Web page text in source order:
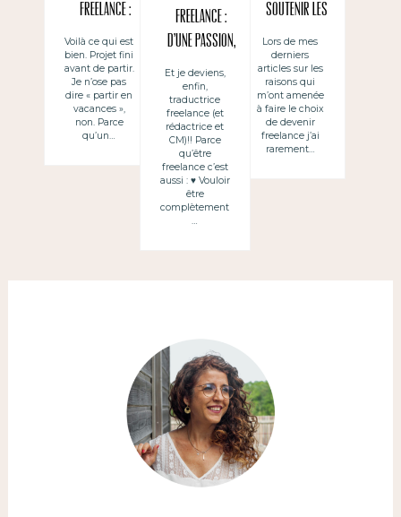
freelance :
travailler
sous un
cocotier ~ El
sueño de todo
freelance:
Voilà ce qui est
bien. Projet fini
avant de partir.
Je n’ose pas
dire « partir en
vacances »,
non. Parce
qu’un…
Freelance :
d’une passion,
un métier ~
Free lance: una
pasión, un
oficio
Et je deviens,
enfin,
traductrice
freelance (et
rédactrice et
CM)!! Parce
qu’être
freelance c’est
aussi : ♥ Vouloir
être
complètement
…
soutenir les
débuts d’un
freelance ~ El
arte de apoyar
los inicios de
un freelance
Lors de mes
derniers
articles sur les
raisons qui
m’ont amenée
à faire le choix
de devenir
freelance j’ai
rarement…